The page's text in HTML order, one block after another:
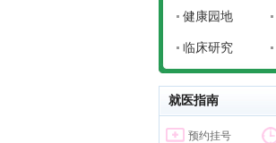
健康园地
临床研究
就医指南
预约挂号